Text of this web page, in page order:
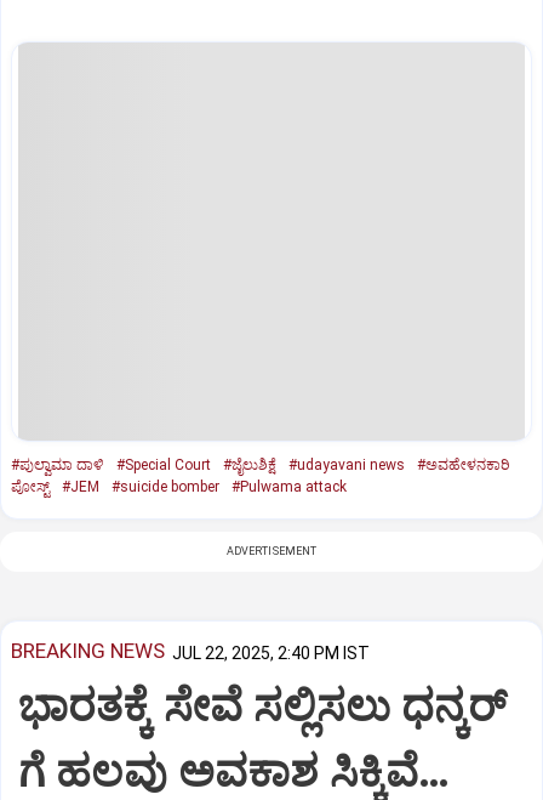
#ಪುಲ್ವಾಮಾ ದಾಳಿ #Special Court #ಜೈಲುಶಿಕ್ಷೆ #udayavani news
#ಅವಹೇಳನಕಾರಿ
ಪೋಸ್ಟ್‌
#JEM #suicide bomber #Pulwama attack
ADVERTISEMENT
BREAKING NEWS JUL 22, 2025, 2:40 PM IST
ಭಾರತಕ್ಕೆ ಸೇವೆ ಸಲ್ಲಿಸಲು ಧನ್ಕರ್‌
ಗೆ ಹಲವು ಅವಕಾಶ ಸಿಕ್ಕಿವೆ…